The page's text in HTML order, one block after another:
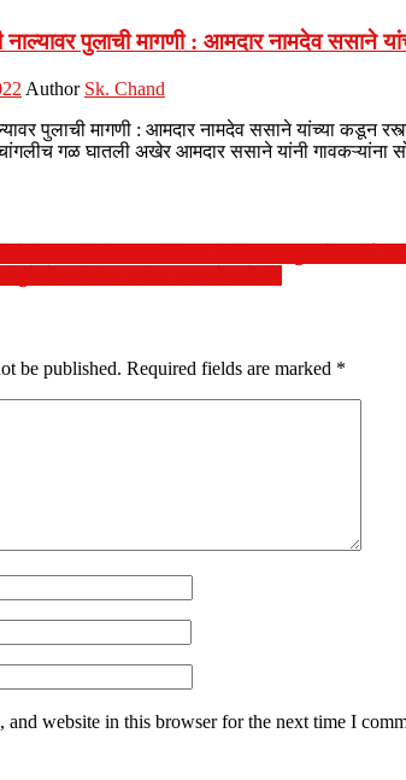
पुलाची मागणी : आमदार नामदेव ससाने
Author Sk. Chand
पुलाची मागणी : आमदार नामदेव ससाने यांच्या कडून
गळ घातली अखेर आमदार ससाने यांनी गावकऱ्यांना
be published. Required fields are marked *
and website in this browser for the next time I